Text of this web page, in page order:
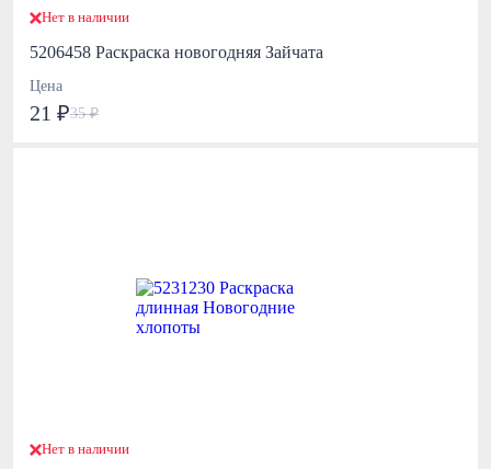
Нет в наличии
5206458 Раскраска новогодняя Зайчата
Цена
21 ₽35 ₽
Нет в наличии